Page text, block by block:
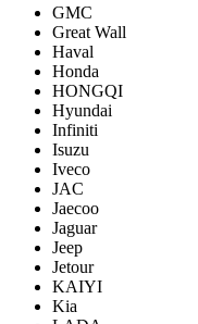
GMC
Great Wall
Haval
Honda
HONGQI
Hyundai
Infiniti
Isuzu
Iveco
JAC
Jaecoo
Jaguar
Jeep
Jetour
KAIYI
Kia